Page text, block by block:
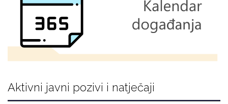
Aktivni javni pozivi i natječaji